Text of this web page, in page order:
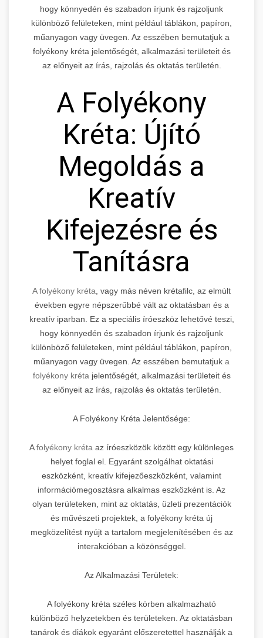
hogy könnyedén és szabadon írjunk és rajzoljunk
különböző felületeken, mint például táblákon, papíron,
műanyagon vagy üvegen. Az esszében bemutatjuk a
folyékony kréta jelentőségét, alkalmazási területeit és
az előnyeit az írás, rajzolás és oktatás területén.
A Folyékony
Kréta: Újító
Megoldás a
Kreatív
Kifejezésre és
Tanításra
A folyékony kréta , vagy más néven krétafilc, az elmúlt
években egyre népszerűbbé vált az oktatásban és a
kreatív iparban. Ez a speciális íróeszköz lehetővé teszi,
hogy könnyedén és szabadon írjunk és rajzoljunk
különböző felületeken, mint például táblákon, papíron,
műanyagon vagy üvegen. Az esszében bemutatjuk a
folyékony kréta jelentőségét, alkalmazási területeit és
az előnyeit az írás, rajzolás és oktatás területén.
A Folyékony Kréta Jelentősége:
Afolyékony kréta az íróeszközök között egy különleges
helyet foglal el. Egyaránt szolgálhat oktatási
eszközként, kreatív kifejezőeszközként, valamint
információmegosztásra alkalmas eszközként is. Az
olyan területeken, mint az oktatás, üzleti prezentációk
és művészeti projektek, a folyékony kréta új
megközelítést nyújt a tartalom megjelenítésében és az
interakcióban a közönséggel.
Az Alkalmazási Területek:
A folyékony kréta széles körben alkalmazható
különböző helyzetekben és területeken. Az oktatásban
tanárok és diákok egyaránt előszeretettel használják a